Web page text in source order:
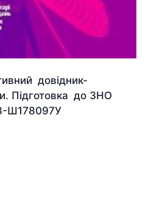
довідник-
Підготовка до ЗНО
Ш178097У